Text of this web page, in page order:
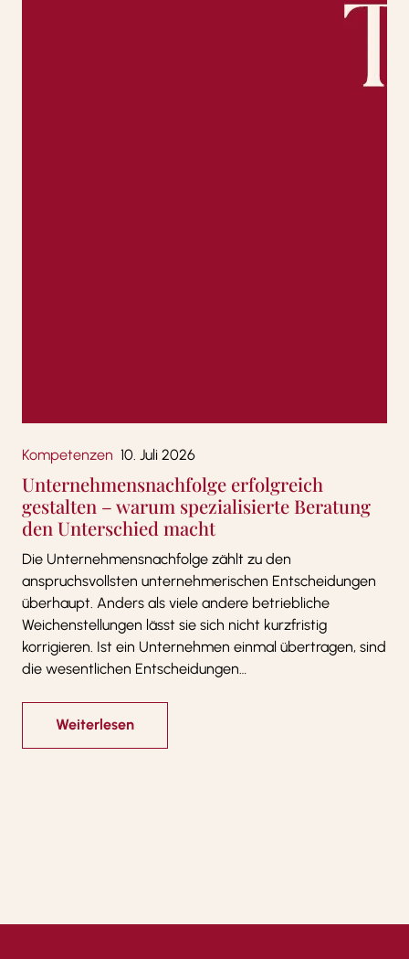
Kompetenzen 10. Juli 2026
Unternehmensnachfolge erfolgreich
gestalten – warum spezialisierte Beratung
den Unterschied macht
Die Unternehmensnachfolge zählt zu den
anspruchsvollsten unternehmerischen Entscheidungen
überhaupt. Anders als viele andere betriebliche
Weichenstellungen lässt sie sich nicht kurzfristig
korrigieren. Ist ein Unternehmen einmal übertragen, sind
die wesentlichen Entscheidungen…
Weiterlesen